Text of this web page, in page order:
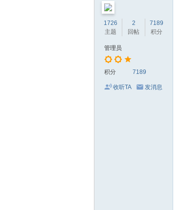
1726
主题
2
回帖
7189
积分
管理员
积分 7189
收听TA 发消息